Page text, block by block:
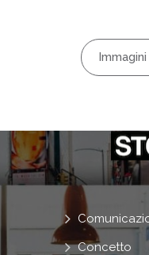
Concetto